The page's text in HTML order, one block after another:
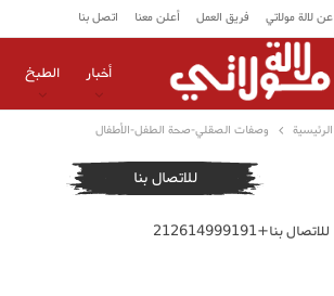
عن لالة مولاتي فريق العمل أعلن معنا اتصل بنا
أخبار الطبخ
الرئيسية وصفات الصقلي-صحة الطفل-الأطفال
للاتصال بنا
للاتصال بنا+212614999191